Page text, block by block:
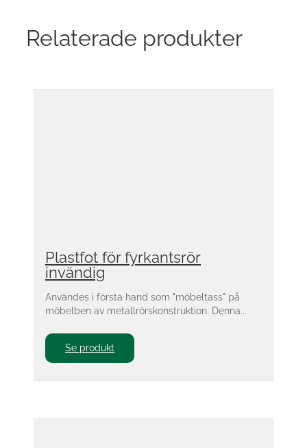
Relaterade produkter
Plastfot för fyrkantsrör
invändig
Användes i första hand som "möbeltass" på
möbelben av metallrörskonstruktion. Denna...
Se produkt